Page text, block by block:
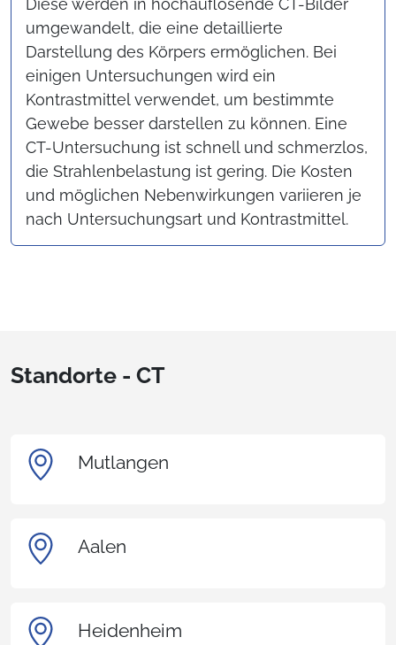
Diese werden in hochauflösende CT-Bilder
umgewandelt, die eine detaillierte
Darstellung des Körpers ermöglichen. Bei
einigen Untersuchungen wird ein
Kontrastmittel verwendet, um bestimmte
Gewebe besser darstellen zu können. Eine
CT-Untersuchung ist schnell und schmerzlos,
die Strahlenbelastung ist gering. Die Kosten
und möglichen Nebenwirkungen variieren je
nach Untersuchungsart und Kontrastmittel.
Standorte - CT
Mutlangen
Aalen
Heidenheim